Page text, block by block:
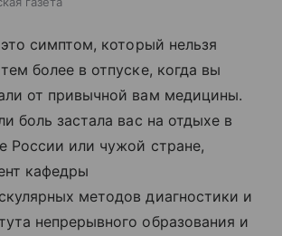
симптом, который нельзя
более в отпуске, когда вы
от привычной вам медицины.
боль застала вас на отдыхе в
России или чужой стране,
кафедры
методов диагностики и
непрерывного образования и